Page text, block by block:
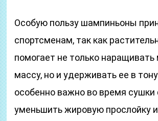
Особую пользу шампиньоны
спортсменам, так как
помогает не только
массу, но и удерживать ее в
особенно важно во время сушки
уменьшить жировую прослойку